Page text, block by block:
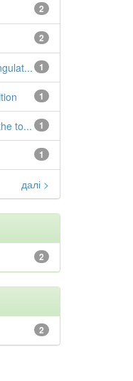
2
2
1
1
1
to...
1
далі >
2
2